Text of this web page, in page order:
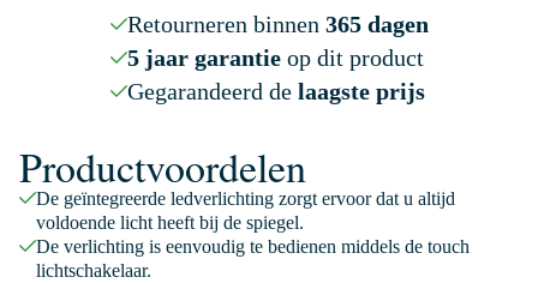
Retourneren binnen 365 dagen
5 jaar garantieop dit product
Gegarandeerd de laagste prijs
Productvoordelen
De geïntegreerde ledverlichting zorgt ervoor dat u altijd
voldoende licht heeft bij de spiegel.
De verlichting is eenvoudig te bedienen middels de touch
lichtschakelaar.